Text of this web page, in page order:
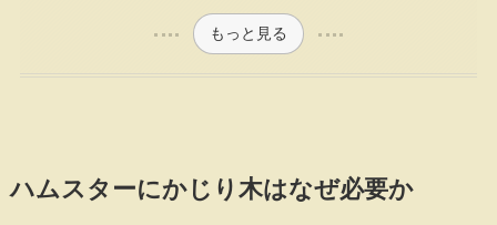
もっと見る
ハムスターにかじり木はなぜ必要か